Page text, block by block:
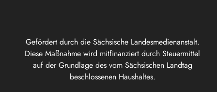
Gefördert durch die Sächsische Landesmedienanstalt.
Diese Maßnahme wird mitfinanziert durch Steuermittel
auf der Grundlage des vom Sächsischen Landtag
beschlossenen Haushaltes.